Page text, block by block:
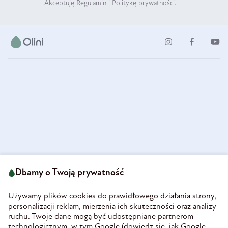
Akceptuję Regulamin i Politykę prywatności.
58-160 Świebodzice
REGON 890213034
INFORMACJE
Dbamy o Twoją prywatność
Używamy plików cookies do prawidłowego działania strony,
personalizacji reklam, mierzenia ich skuteczności oraz analizy
ruchu. Twoje dane mogą być udostępniane partnerom